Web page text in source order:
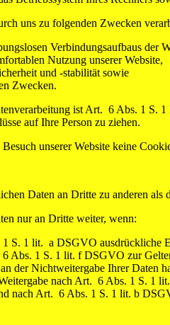
uns zu folgenden Zwecken
Verbindungsaufbaus der
Nutzung unserer Website,
und -stabilität sowie
Zwecken.
ist Art. 6 Abs. 1 S.
auf Ihre Person zu ziehen.
unserer Website keine
Daten an Dritte zu anderen
nur an Dritte weiter, wenn:
S. 1 lit. a DSGVO ausdrückliche
Abs. 1 S. 1 lit. f DSGVO zur
der Nichtweitergabe Ihrer Daten
nach Art. 6 Abs. 1 S. 1
nach Art. 6 Abs. 1 S. 1 lit. b